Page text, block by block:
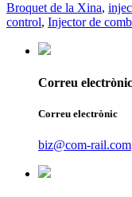
Broquet de la Xina,
control, Injector de
Correu electrònic
Correu electrònic
biz@com-rail.com